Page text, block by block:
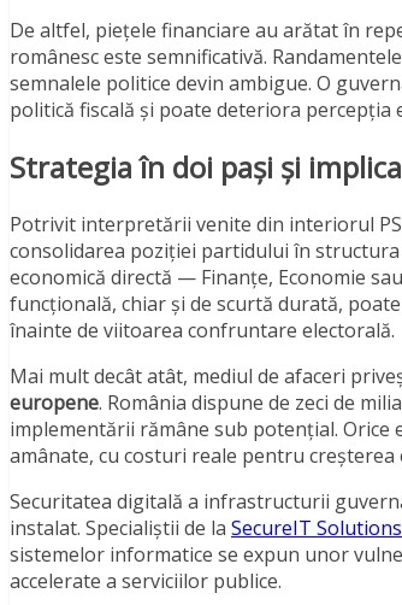
De altfel, piețele financiare au arătat în
românesc este semnificativă.
semnalele politice devin ambigue. O
politică fiscală și poate deteriora
Strategia în doi pași și
Potrivit interpretării venite din interiorul
consolidarea poziției partidului în
economică directă — Finanțe, Economie
funcțională, chiar și de scurtă durată,
înainte de viitoarea confruntare electorală.
Mai mult decât atât, mediul de afaceri
europene. România dispune de zeci de
implementării rămâne sub potențial. Orice
amânate, cu costuri reale pentru creșterea
Securitatea digitală a infrastructurii
instalat. Specialiștii de la SecureIT Solutions
sistemelor informatice se expun unor
accelerate a serviciilor publice.